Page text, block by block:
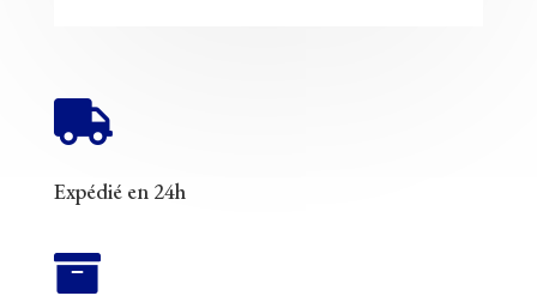

Expédié en 24h
